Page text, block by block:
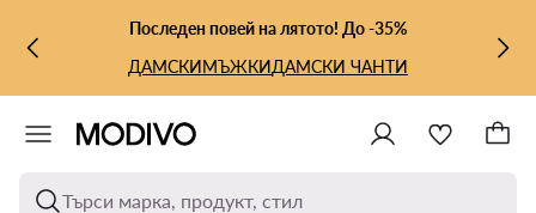
КЪМ ОСНОВНОТО СЪДЪРЖАНИЕ
КЪМ ТЪРСЕНЕПоследен повей на лятото! До -35%
ДАМСКИМЪЖКИДАМСКИ ЧАНТИ
Търси марка, продукт, стил